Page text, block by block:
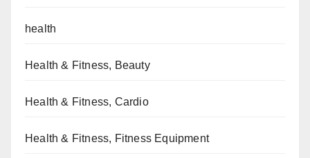
health
Health & Fitness, Beauty
Health & Fitness, Cardio
Health & Fitness, Fitness Equipment